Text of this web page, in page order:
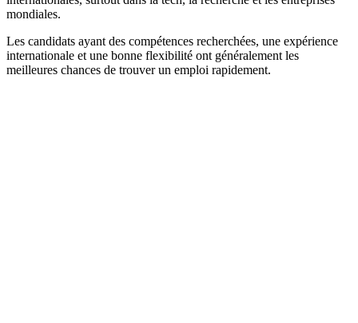
mondiales.
Les candidats ayant des compétences recherchées, une expérience
internationale et une bonne flexibilité ont généralement les
meilleures chances de trouver un emploi rapidement.